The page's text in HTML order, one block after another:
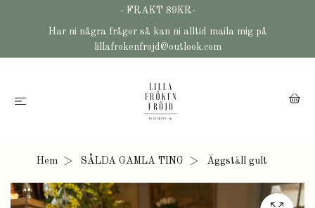
- FRAKT 89KR-
Har ni några frågor så kan ni alltid maila mig på
lillafrokenfrojd@outlook.com
Hem SÅLDA GAMLA TING Äggställ gult